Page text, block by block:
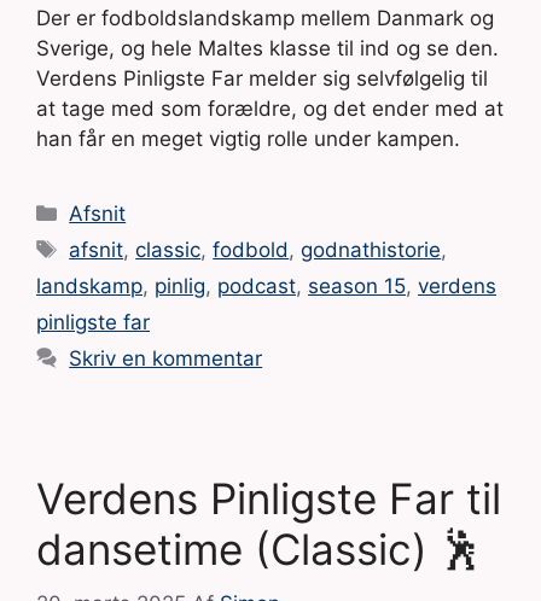
Der er fodboldslandskamp mellem Danmark og
Sverige, og hele Maltes klasse til ind og se den.
Verdens Pinligste Far melder sig selvfølgelig til
at tage med som forældre, og det ender med at
han får en meget vigtig rolle under kampen.
Kategorier
Afsnit
Tags
afsnit,classic,fodbold,godnathistorie,
landskamp, pinlig, podcast, season 15, verdens
pinligste far
Skriv en kommentar
Verdens Pinligste Far til
dansetime (Classic) 🕺